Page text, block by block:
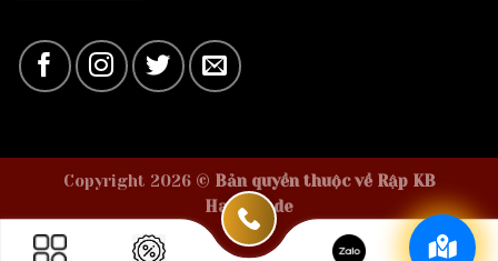
Copyright 2026 © Bản quyền thuộc về Rập KB
Handmade